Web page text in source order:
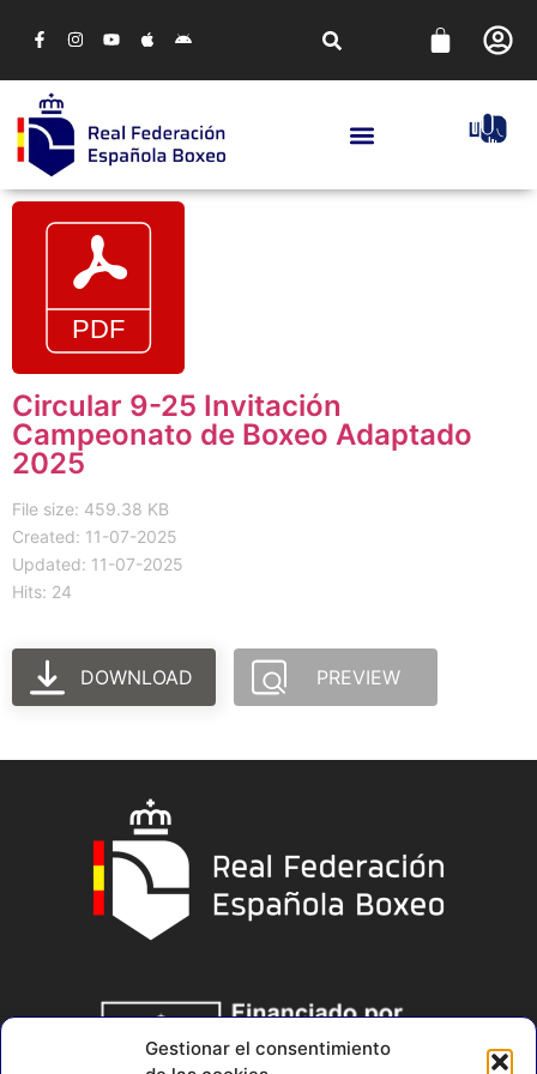
Gestionar el consentimiento
Circular 9-25 Invitación
Campeonato de Boxeo Adaptado
2025
File size: 459.38 KB
Created: 11-07-2025
Updated: 11-07-2025
Hits: 24
DOWNLOAD PREVIEW